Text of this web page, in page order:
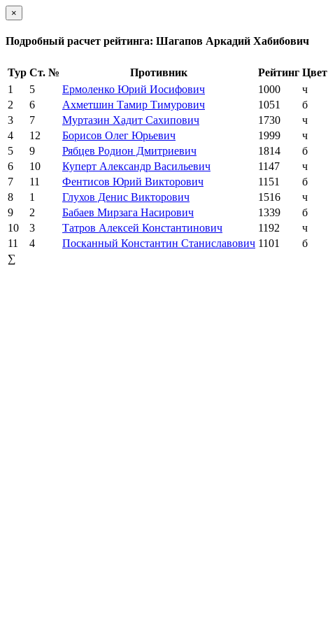
×
Подробный расчет рейтинга: Шагапов Аркадий Хабибович
Тур Ст. № Противник Рейтинг Цвет
1
5 Ермоленко Юрий Иосифович 1000 ч
2
6 Ахметшин Тамир Тимурович 1051 б
3
7 Муртазин Хадит Сахипович 1730 ч
4
12 Борисов Олег Юрьевич 1999 ч
5
9 Рябцев Родион Дмитриевич 1814 б
6
10 Куперт Александр Васильевич 1147 ч
7
11 Фентисов Юрий Викторович 1151 б
8
1 Глухов Денис Викторович 1516 ч
9
2 Бабаев Мирзага Насирович 1339 б
10
3 Татров Алексей Константинович 1192 ч
11
4 Посканный Константин Станиславович 1101 б
∑